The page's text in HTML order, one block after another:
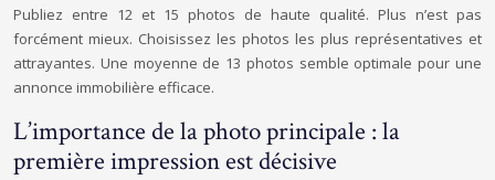
Publiez entre 12 et 15 photos de haute qualité. Plus n’est pas
forcément mieux. Choisissez les photos les plus représentatives et
attrayantes. Une moyenne de 13 photos semble optimale pour une
annonce immobilière efficace.
L’importance de la photo principale : la
première impression est décisive